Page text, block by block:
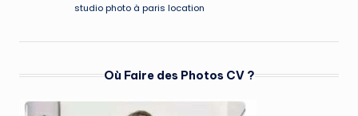
studio photo à paris location
Où Faire des Photos CV ?